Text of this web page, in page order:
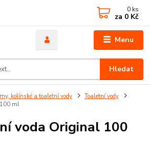
Menu
Hledat
0 ks
za 0 Kč
kolínské a toaletní vody
Toaletní vody
ml
voda Original 100